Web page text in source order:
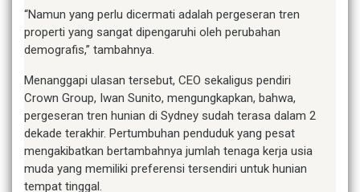
“Namun yang perlu dicermati adalah pergeseran tren
properti yang sangat dipengaruhi oleh perubahan
demografis,” tambahnya.
Menanggapi ulasan tersebut, CEO sekaligus pendiri
Crown Group, Iwan Sunito, mengungkapkan, bahwa,
pergeseran tren hunian di Sydney sudah terasa dalam 2
dekade terakhir. Pertumbuhan penduduk yang pesat
mengakibatkan bertambahnya jumlah tenaga kerja usia
muda yang memiliki preferensi tersendiri untuk hunian
tempat tinggal.